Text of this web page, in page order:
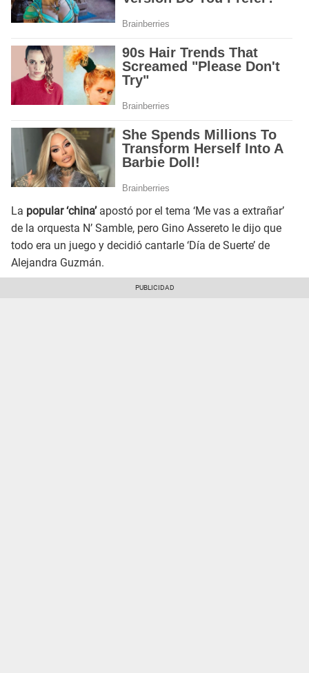
La popular ‘china’apostó por el tema ‘Me vas a extrañar’
de la orquesta N’ Samble, pero Gino Assereto le dijo que
todo era un juego y decidió cantarle ‘Día de Suerte’ de
Alejandra Guzmán.